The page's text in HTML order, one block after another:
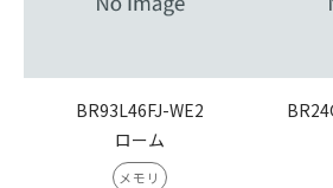
BR93L46FJ-WE2
ローム
メモリ